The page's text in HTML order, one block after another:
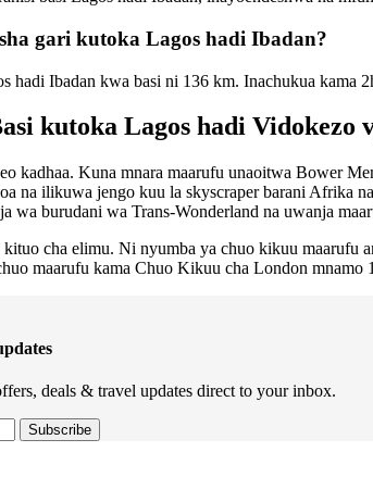
gari kutoka Lagos hadi Ibadan?
hadi Ibadan kwa basi ni 136 km. Inachukua kama
kutoka Lagos hadi Vidokezo
kadhaa. Kuna mnara maarufu unaoitwa Bower
na ilikuwa jengo kuu la skyscraper barani Afrika
wa burudani wa Trans-Wonderland na uwanja
kituo cha elimu. Ni nyumba ya chuo kikuu
maarufu kama Chuo Kikuu cha London mnamo
deals & travel updates direct to your inbox.